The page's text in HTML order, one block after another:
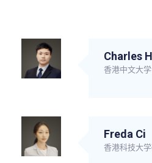
Charles
香港中文大
Freda Ci
香港科技大